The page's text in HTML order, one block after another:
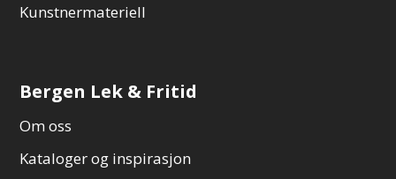
Kunstnermateriell
Bergen Lek & Fritid
Om oss
Kataloger og inspirasjon